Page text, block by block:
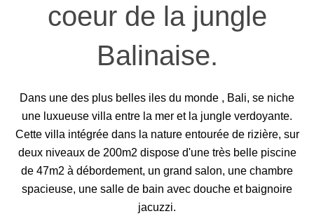
coeur de la jungle
Balinaise.
Dans une des plus belles iles du monde , Bali, se niche
une luxueuse villa entre la mer et la jungle verdoyante.
Cette villa intégrée dans la nature entourée de rizière, sur
deux niveaux de 200m2 dispose d'une très belle piscine
de 47m2 à débordement, un grand salon, une chambre
spacieuse, une salle de bain avec douche et baignoire
jacuzzi.